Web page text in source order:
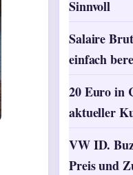
Sinnvoll
Salaire
einfach
20 Euro in
aktueller
VW ID.
Preis und